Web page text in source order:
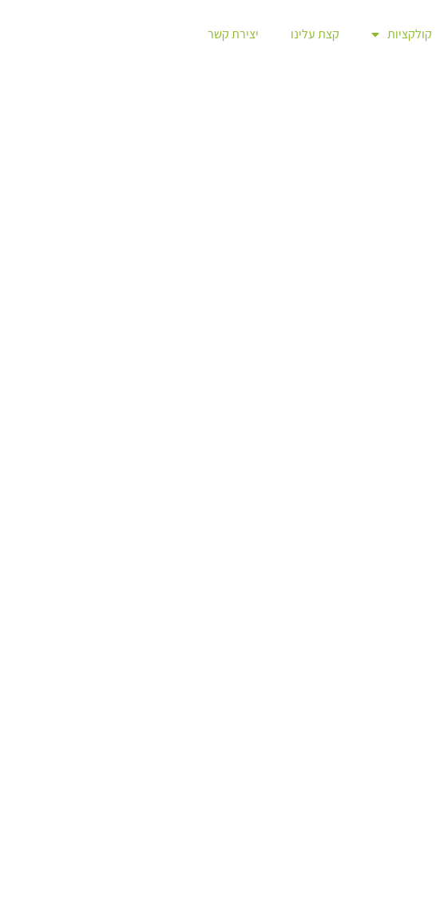
קולקציות קצת עלינו יצירת קשר